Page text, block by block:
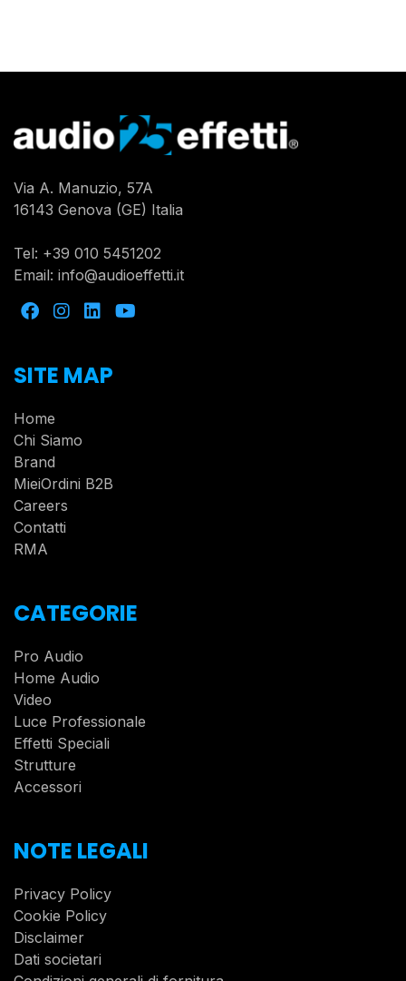
Via A. Manuzio, 57A
16143 Genova (GE) Italia
Tel: +39 010 5451202
Email: info@audioeffetti.it
SITE MAP
Home
Chi Siamo
Brand
MieiOrdini B2B
Careers
Contatti
RMA
CATEGORIE
Pro Audio
Home Audio
Video
Luce Professionale
Effetti Speciali
Strutture
Accessori
NOTE LEGALI
Privacy Policy
Cookie Policy
Disclaimer
Dati societari